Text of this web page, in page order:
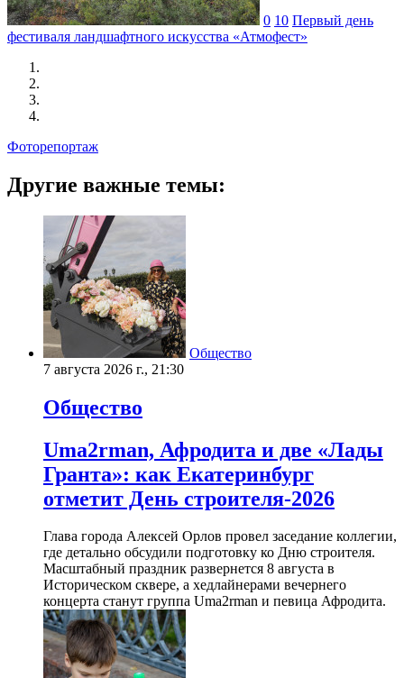
0 10 Первый день
фестиваля ландшафтного искусства «Атмофест»
Фоторепортаж
Другие важные темы:
Общество
7 августа 2026 г., 21:30
Общество
Uma2rman, Афродита и две «Лады
Гранта»: как Екатеринбург
отметит День строителя-2026
Глава города Алексей Орлов провел заседание коллегии,
где детально обсудили подготовку ко Дню строителя.
Масштабный праздник развернется 8 августа в
Историческом сквере, а хедлайнерами вечернего
концерта станут группа Uma2rman и певица Афродита.